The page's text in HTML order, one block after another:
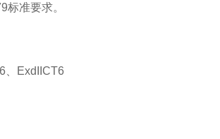
准要求。
、ExdIICT6